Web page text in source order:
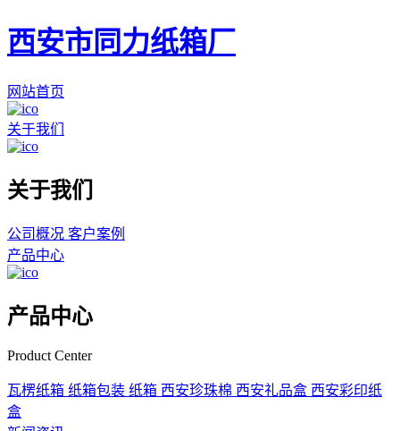
西安市同力纸箱厂
网站首页
关于我们
关于我们
公司概况 客户案例
产品中心
产品中心
Product Center
瓦楞纸箱 纸箱包装 纸箱 西安珍珠棉 西安礼品盒 西安彩印纸
盒